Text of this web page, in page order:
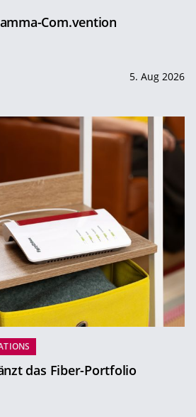
Com.vention
5. Aug 2026
das Fiber-Portfolio